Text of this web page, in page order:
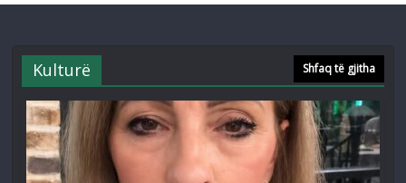
Kulturë Shfaq të gjitha